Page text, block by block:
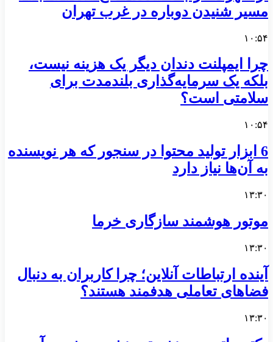
مسیر شنیدن دوباره در غرب تهران
۱۰:۵۴
چرا ایمپلنت دندان دیگر یک هزینه نیست،
بلکه یک سرمایه‌گذاری بلندمدت برای
سلامتی است؟
۱۰:۵۴
6 ابزار تولید محتوا در سنجور که هر نویسنده
به آن‌ها نیاز دارد
۱۳:۳۰
موتور هوشمند سازگاری خرما
۱۳:۳۰
آینده ارتباطات آنلاین؛ چرا کاربران به دنبال
فضاهای تعاملی هدفمند هستند؟
۱۳:۳۰